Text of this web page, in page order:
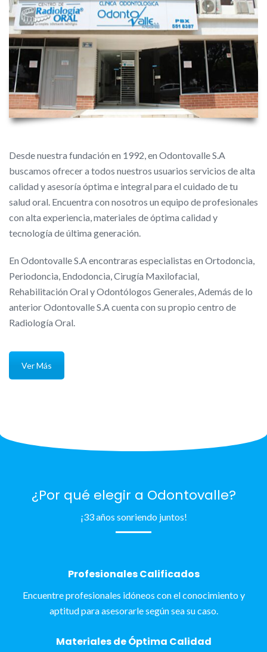
Desde nuestra fundación en 1992, en Odontovalle S.A
buscamos ofrecer a todos nuestros usuarios servicios de alta
calidad y asesoría óptima e integral para el cuidado de tu
salud oral. Encuentra con nosotros un equipo de profesionales
con alta experiencia, materiales de óptima calidad y
tecnología de última generación.
En Odontovalle S.A encontraras especialistas en Ortodoncia,
Periodoncia, Endodoncia, Cirugía Maxilofacial,
Rehabilitación Oral y Odontólogos Generales, Además de lo
anterior Odontovalle S.A cuenta con su propio centro de
Radiología Oral.
Ver Más
¿Por qué elegir a Odontovalle?
¡33 años sonriendo juntos!
Profesionales Calificados
Encuentre profesionales idóneos con el conocimiento y
aptitud para asesorarle según sea su caso.
Materiales de Óptima Calidad